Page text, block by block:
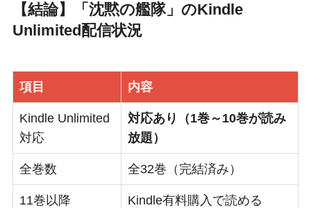
【結論】「沈黙の艦隊」のKindle
Unlimited配信状況
項目 内容
Kindle Unlimited
対応
対応あり（1巻～10巻が読み
放題）
全巻数 全32巻（完結済み）
11巻以降 Kindle有料購入で読める